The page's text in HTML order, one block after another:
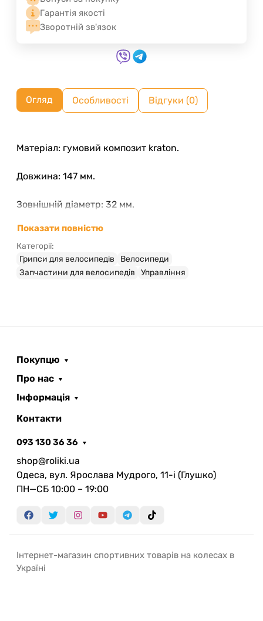
Гарантія якості
Зворотній зв'язок
Огляд Особливості Відгуки (0)
Матеріал: гумовий композит kraton.
Довжина: 147 мм.
Зовнішній діаметр: 32 мм.
Показати повністю
Категорії:
Грипси для велосипедів
Велосипеди
Запчастини для велосипедів
Управління
Покупцю
Про нас
Інформація
Контакти
093 130 36 36
shop@roliki.ua
Одеса, вул. Ярослава Мудрого, 11-i (Глушко)
ПН—СБ 10:00 – 19:00
Інтернет-магазин спортивних товарів на колесах в
Україні